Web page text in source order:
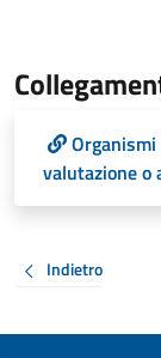
valutazione o
Indietro